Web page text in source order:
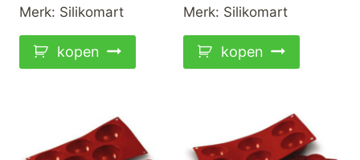
Merk: Silikomart
kopen
Merk: Silikomart
kopen